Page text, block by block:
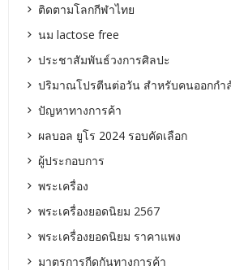
ติดตามโลกกีฬาไทย
นม lactose free
ประชาสัมพันธ์วงการศิลปะ
ปริมาณโปรตีนต่อวัน สำหรับคนออกกำ
ปัญหาทางการค้า
ผลบอล ยูโร 2024 รอบคัดเลือก
ผู้ประกอบการ
พระเครื่อง
พระเครื่องยอดนิยม 2567
พระเครื่องยอดนิยม ราคาแพง
มาตรการกีดกันทางการค้า